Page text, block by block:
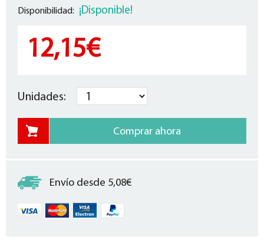
Disponibilidad: ¡Disponible!
12,15€
Unidades:
Envío desde 5,08€